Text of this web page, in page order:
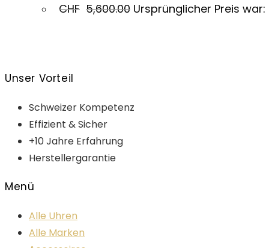
CHF 5,600.00 Ursprünglicher Preis war:
Unser Vorteil
Schweizer Kompetenz
Effizient & Sicher
+10 Jahre Erfahrung
Herstellergarantie
Menü
Alle Uhren
Alle Marken